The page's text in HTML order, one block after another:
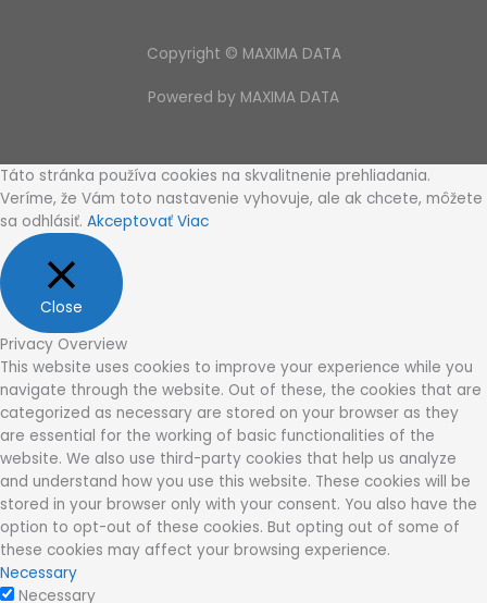
Copyright © MAXIMA DATA
Powered by MAXIMA DATA
Táto stránka používa cookies na skvalitnenie prehliadania.
Veríme, že Vám toto nastavenie vyhovuje, ale ak chcete, môžete
sa odhlásiť. Akceptovať Viac
Close
Privacy Overview
This website uses cookies to improve your experience while you
navigate through the website. Out of these, the cookies that are
categorized as necessary are stored on your browser as they
are essential for the working of basic functionalities of the
website. We also use third-party cookies that help us analyze
and understand how you use this website. These cookies will be
stored in your browser only with your consent. You also have the
option to opt-out of these cookies. But opting out of some of
these cookies may affect your browsing experience.
Necessary
Necessary